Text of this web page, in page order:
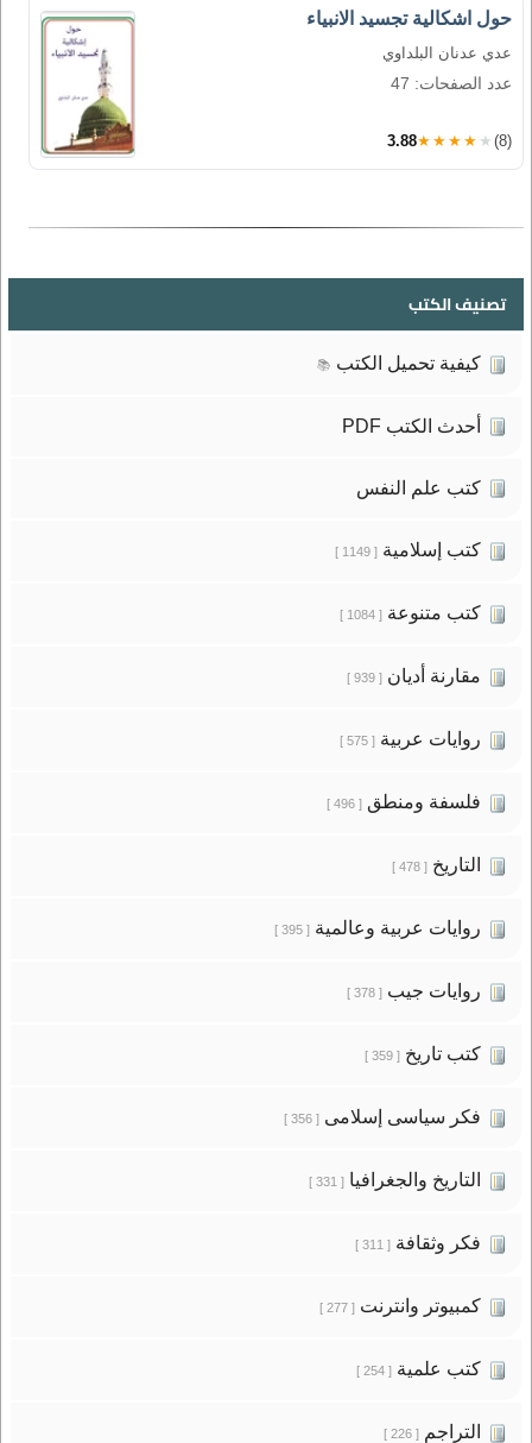
حول اشكالية تجسيد الانبياء
عدي عدنان البلداوي
عدد الصفحات: 47
3.88★★★★★ (8)
تصنيف الكتب
كيفية تحميل الكتب 📚
أحدث الكتب PDF
كتب علم النفس
كتب إسلامية[ 1149 ]
كتب متنوعة[ 1084 ]
مقارنة أديان[ 939 ]
روايات عربية[ 575 ]
فلسفة ومنطق[ 496 ]
التاريخ[ 478 ]
روايات عربية وعالمية[ 395 ]
روايات جيب[ 378 ]
كتب تاريخ[ 359 ]
فكر سياسى إسلامى[ 356 ]
التاريخ والجغرافيا[ 331 ]
فكر وثقافة[ 311 ]
كمبيوتر وانترنت[ 277 ]
كتب علمية[ 254 ]
التراجم[ 226 ]